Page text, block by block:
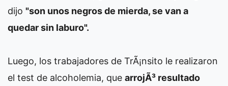
dijo "son unos negros de mierda, se van a
quedar sin laburo".
Luego, los trabajadores de TrÃ¡nsito le realizaron
el test de alcoholemia, que arrojÃ³ resultado